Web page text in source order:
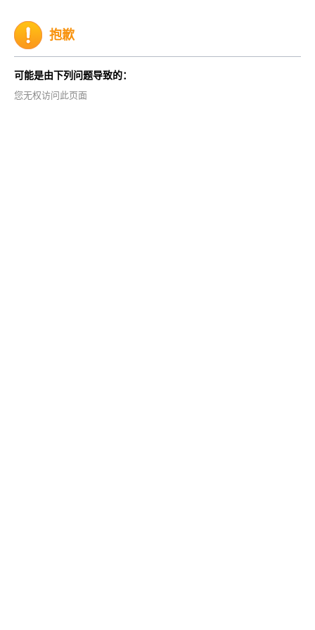
抱歉
可能是由下列问题导致的：
您无权访问此页面